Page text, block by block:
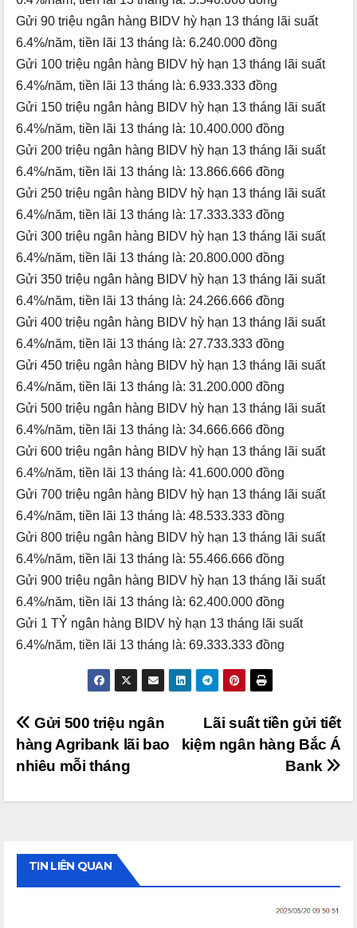
Gửi 90 triệu ngân hàng BIDV hỳ hạn 13 tháng lãi suất
6.4%/năm, tiền lãi 13 tháng là: 6.240.000 đồng
Gửi 100 triệu ngân hàng BIDV hỳ hạn 13 tháng lãi suất
6.4%/năm, tiền lãi 13 tháng là: 6.933.333 đồng
Gửi 150 triệu ngân hàng BIDV hỳ hạn 13 tháng lãi suất
6.4%/năm, tiền lãi 13 tháng là: 10.400.000 đồng
Gửi 200 triệu ngân hàng BIDV hỳ hạn 13 tháng lãi suất
6.4%/năm, tiền lãi 13 tháng là: 13.866.666 đồng
Gửi 250 triệu ngân hàng BIDV hỳ hạn 13 tháng lãi suất
6.4%/năm, tiền lãi 13 tháng là: 17.333.333 đồng
Gửi 300 triệu ngân hàng BIDV hỳ hạn 13 tháng lãi suất
6.4%/năm, tiền lãi 13 tháng là: 20.800.000 đồng
Gửi 350 triệu ngân hàng BIDV hỳ hạn 13 tháng lãi suất
6.4%/năm, tiền lãi 13 tháng là: 24.266.666 đồng
Gửi 400 triệu ngân hàng BIDV hỳ hạn 13 tháng lãi suất
6.4%/năm, tiền lãi 13 tháng là: 27.733.333 đồng
Gửi 450 triệu ngân hàng BIDV hỳ hạn 13 tháng lãi suất
6.4%/năm, tiền lãi 13 tháng là: 31.200.000 đồng
Gửi 500 triệu ngân hàng BIDV hỳ hạn 13 tháng lãi suất
6.4%/năm, tiền lãi 13 tháng là: 34.666.666 đồng
Gửi 600 triệu ngân hàng BIDV hỳ hạn 13 tháng lãi suất
6.4%/năm, tiền lãi 13 tháng là: 41.600.000 đồng
Gửi 700 triệu ngân hàng BIDV hỳ hạn 13 tháng lãi suất
6.4%/năm, tiền lãi 13 tháng là: 48.533.333 đồng
Gửi 800 triệu ngân hàng BIDV hỳ hạn 13 tháng lãi suất
6.4%/năm, tiền lãi 13 tháng là: 55.466.666 đồng
Gửi 900 triệu ngân hàng BIDV hỳ hạn 13 tháng lãi suất
6.4%/năm, tiền lãi 13 tháng là: 62.400.000 đồng
Gửi 1 TỶ ngân hàng BIDV hỳ hạn 13 tháng lãi suất
6.4%/năm, tiền lãi 13 tháng là: 69.333.333 đồng
Điều
hướng
bài
viết
Lãi suất tiền gửi tiết
kiệm ngân hàng Bắc Á
Bank
Gửi 500 triệu ngân
hàng Agribank lãi bao
nhiêu mỗi tháng
TIN LIÊN QUAN